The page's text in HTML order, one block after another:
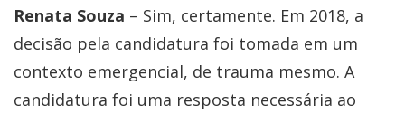
Renata Souza – Sim, certamente. Em 2018, a
decisão pela candidatura foi tomada em um
contexto emergencial, de trauma mesmo. A
candidatura foi uma resposta necessária ao